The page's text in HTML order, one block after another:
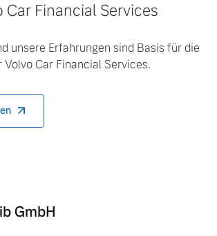
Car Financial Services
unsere Erfahrungen sind Basis für die
Volvo Car Financial Services.
GmbH